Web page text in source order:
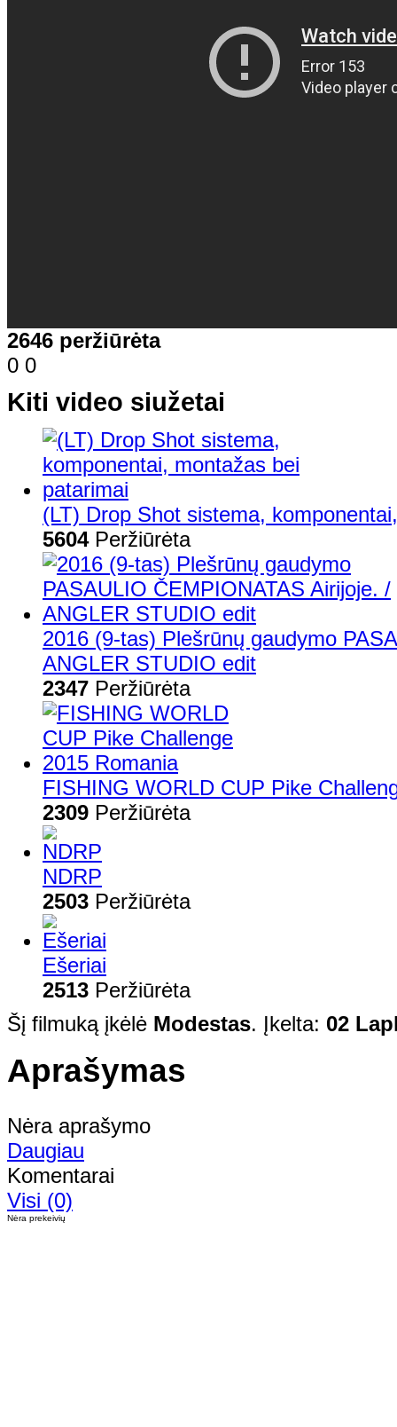
2646 peržiūrėta
0 0
Kiti video siužetai
(LT) Drop Shot sistema,
5604Peržiūrėta
2016 (9-tas) Plešrūnų gaudymo
ANGLER STUDIO edit
2347 Peržiūrėta
FISHING WORLD CUP Pike
2309 Peržiūrėta
NDRP
2503 Peržiūrėta
Ešeriai
2513 Peržiūrėta
Šį filmuką įkėlė Modestas. Įkelta: 02
Aprašymas
Nėra aprašymo
Daugiau
Komentarai
Visi (0)
Nėra prekeivių